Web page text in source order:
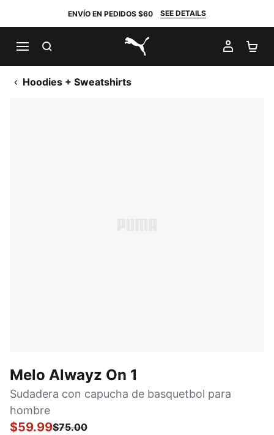
ENVÍO EN PEDIDOS $60 SEE DETAILS
PUMA.com
MI
Hoodies + Sweatshirts
Melo Alwayz On 1
Sudadera con capucha de basquetbol para
hombre
$59.99$75.00